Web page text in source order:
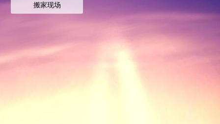
搬家现场